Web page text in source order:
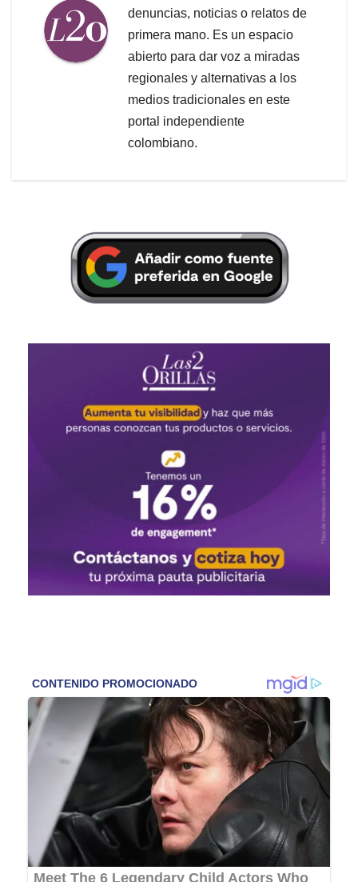
denuncias, noticias o relatos de
primera mano. Es un espacio
abierto para dar voz a miradas
regionales y alternativas a los
medios tradicionales en este
portal independiente
colombiano.